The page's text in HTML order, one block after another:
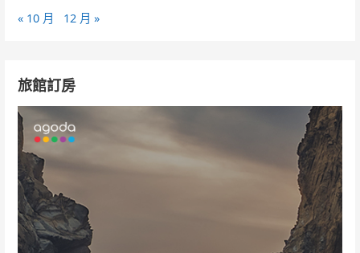
« 10 月 12 月 »
旅館訂房